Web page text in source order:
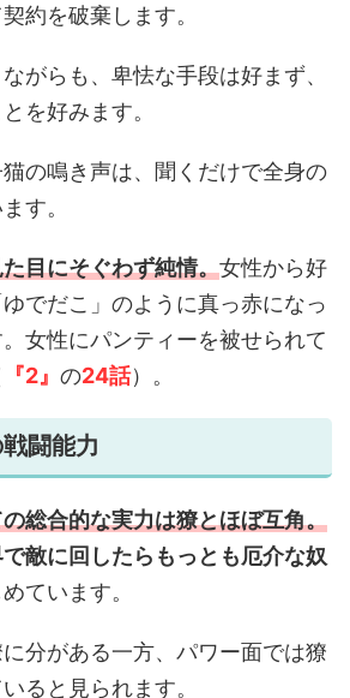
約を破棄します。
がらも、卑怯な手段は好まず、
を好みます。
の鳴き声は、聞くだけで全身の
す。
目にそぐわず純情。女性から好
でだこ」のように真っ赤になっ
女性にパンティーを被せられて
『2』 の24話）。
闘能力
総合的な実力は獠とほぼ互角。
で敵に回したらもっとも厄介な奴
ています。
分がある一方、パワー面では獠
ると見られます。